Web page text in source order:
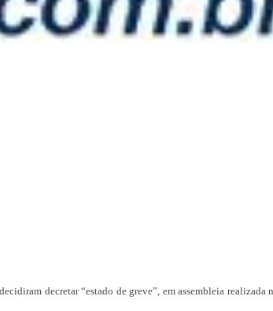
decretar “estado de greve”, em assembleia realizada